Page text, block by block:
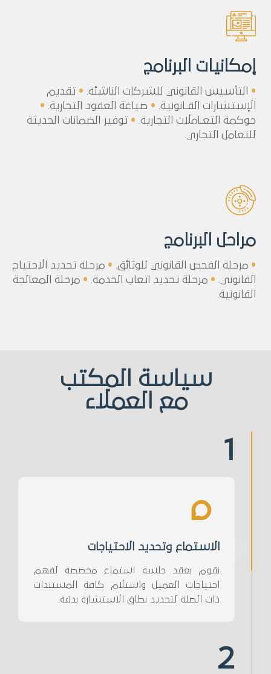
إمكانيات البرنامج
• التأسيس القانوني للشركات الناشئة. • تقديم
الإستشارات القـانونية. • صياغة العقود التجارية. •
حوكمة التعـاملات التجارية. • توفير الضمانات الحديثة
للتعامل التجاري.
مراحل البرنامج
• مرحلة الفحص القانوني للوثائق. • مرحلة تحديد الاحتياج
القانوني. • مرحلة تحديد اتعاب الخدمة. • مرحلة المعالجة
القانونية.
سياسة المكتب
مع العملاء
الاستماع وتحديد الاحتياجات
نقوم بعقد جلسة استماع مخصصة لفهم
احتياجات العميل واستلام كافة المستندات
ذات الصلة لتحديد نطاق الاستشارة بدقة.
1
2